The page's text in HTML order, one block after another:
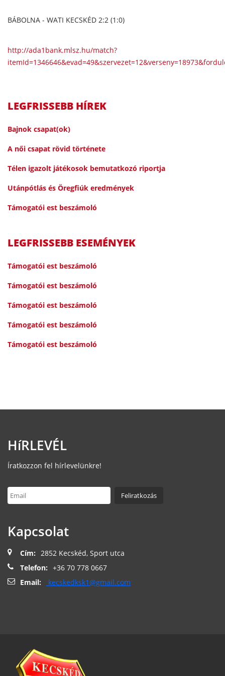
BÁBOLNA - WATI KECSKÉD 2:2 (1:0)
http://ada1bank.mlsz.hu/match?
LEGFRISSEBB HÍREK
Bajnok csapat(ok)
A női csapat rövid története
Télen igazolt játékosok bemutatkozó riportja
Utánpótlás és Öregfiúk eredmények
Támogatói est beszámoló
LEGFRISSEBB ESEMÉNYEK
Támogatói est beszámoló
Támogatói est beszámoló
Támogatói est beszámoló
Támogatói est beszámoló
Támogatói est beszámoló
HíRLEVÉL
Íratkozzon fel hírlevelünkre!
Kapcsolat
Cím: 2852 Kecskéd, Sport utca
Telefon: +36 70 778 0667
Email:
kecskedksk1@gmail.com